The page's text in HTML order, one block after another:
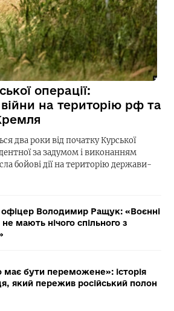
операції:
на територію рф та
два роки від початку Курської
за задумом і виконанням
бойові дії на територію держави-
офіцер Володимир Ращук: «Воєнні
мають нічого спільного з
має бути переможене»: історія
який пережив російський полон